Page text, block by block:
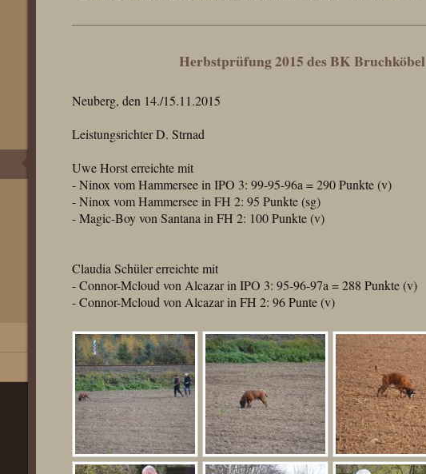
Herbstprüfung 2015 des BK Bruchköbel
Neuberg, den 14./15.11.2015
Leistungsrichter D. Strnad
Uwe Horst erreichte mit
- Ninox vom Hammersee in IPO 3: 99-95-96a = 290 Punkte (v)
- Ninox vom Hammersee in FH 2: 95 Punkte (sg)
- Magic-Boy von Santana in FH 2: 100 Punkte (v)
Claudia Schüler erreichte mit
- Connor-Mcloud von Alcazar in IPO 3: 95-96-97a = 288 Punkte (v)
- Connor-Mcloud von Alcazar in FH 2: 96 Punte (v)